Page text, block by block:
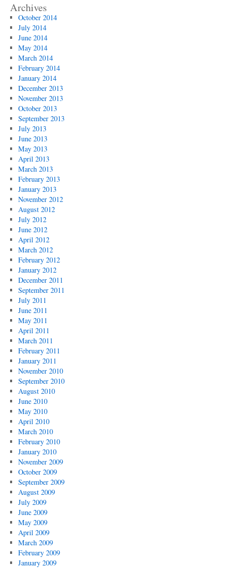
Archives
October 2014
July 2014
June 2014
May 2014
March 2014
February 2014
January 2014
December 2013
November 2013
October 2013
September 2013
July 2013
June 2013
May 2013
April 2013
March 2013
February 2013
January 2013
November 2012
August 2012
July 2012
June 2012
April 2012
March 2012
February 2012
January 2012
December 2011
September 2011
July 2011
June 2011
May 2011
April 2011
March 2011
February 2011
January 2011
November 2010
September 2010
August 2010
June 2010
May 2010
April 2010
March 2010
February 2010
January 2010
November 2009
October 2009
September 2009
August 2009
July 2009
June 2009
May 2009
April 2009
March 2009
February 2009
January 2009